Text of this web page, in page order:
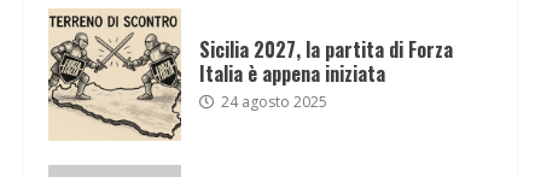
Sicilia 2027, la partita di Forza
Italia è appena iniziata
24 agosto 2025